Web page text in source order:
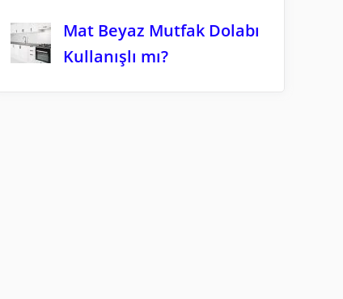
Mat Beyaz Mutfak Dolabı
Kullanışlı mı?